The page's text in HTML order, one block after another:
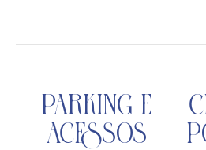
Parking e
Acessos